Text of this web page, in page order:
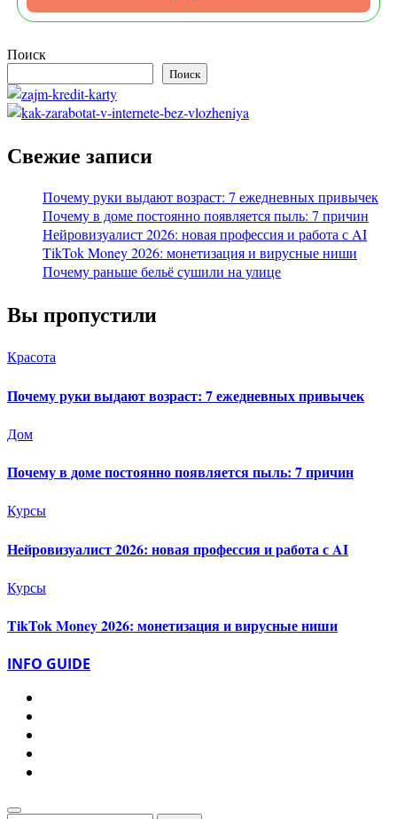
Поиск
Поиск
Свежие записи
Почему руки выдают возраст: 7 ежедневных привычек
Почему в доме постоянно появляется пыль: 7 причин
Нейровизуалист 2026: новая профессия и работа с AI
TikTok Money 2026: монетизация и вирусные ниши
Почему раньше бельё сушили на улице
Вы пропустили
Красота
Почему руки выдают возраст: 7 ежедневных привычек
Дом
Почему в доме постоянно появляется пыль: 7 причин
Курсы
Нейровизуалист 2026: новая профессия и работа с AI
Курсы
TikTok Money 2026: монетизация и вирусные ниши
INFO GUIDE